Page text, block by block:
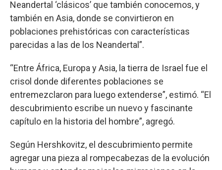
Neandertal ‘clásicos’ que también conocemos, y
también en Asia, donde se convirtieron en
poblaciones prehistóricas con características
parecidas a las de los Neandertal”.
“Entre África, Europa y Asia, la tierra de Israel fue el
crisol donde diferentes poblaciones se
entremezclaron para luego extenderse”, estimó. “El
descubrimiento escribe un nuevo y fascinante
capítulo en la historia del hombre”, agregó.
Según Hershkovitz, el descubrimiento permite
agregar una pieza al rompecabezas de la evolución